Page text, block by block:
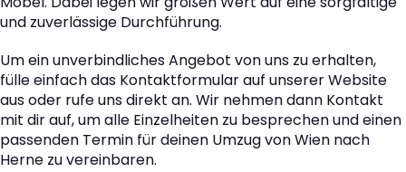
und zuverlässige Durchführung.
Um ein unverbindliches Angebot von uns zu erhalten,
fülle einfach das Kontaktformular auf unserer Website
aus oder rufe uns direkt an. Wir nehmen dann Kontakt
mit dir auf, um alle Einzelheiten zu besprechen und einen
passenden Termin für deinen Umzug von Wien nach
Herne zu vereinbaren.